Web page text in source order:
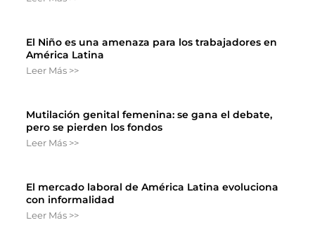
El Niño es una amenaza para los trabajadores en
América Latina
Leer Más >>
Mutilación genital femenina: se gana el debate,
pero se pierden los fondos
Leer Más >>
El mercado laboral de América Latina evoluciona
con informalidad
Leer Más >>